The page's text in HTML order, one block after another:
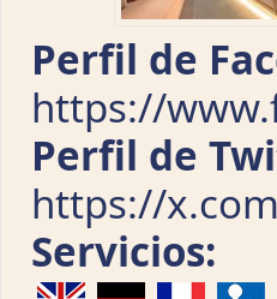
Perfil de
https://
Perfil de
https://
Servicios: